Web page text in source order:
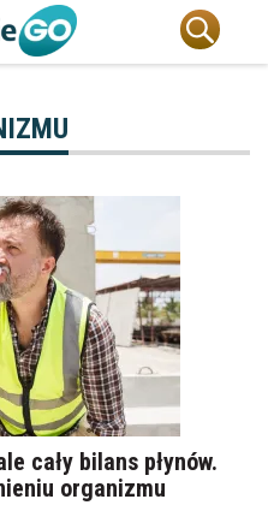
cały bilans płynów.
organizmu